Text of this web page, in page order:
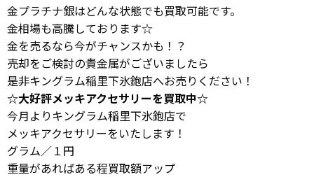
金プラチナ銀はどんな状態でも買取可能です。
金相場も高騰しております☆
金を売るなら今がチャンスかも！？
売却をご検討の貴金属がございましたら
是非キングラム稲里下氷鉋店へお売りください！
☆大好評メッキアクセサリーを買取中☆
今月よりキングラム稲里下氷鉋店で
メッキアクセサリーをいたします！
グラム／１円
重量があればある程買取額アップ